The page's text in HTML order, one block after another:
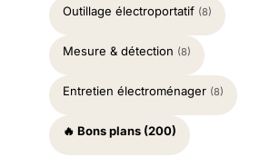
Outillage électroportatif (8)
Mesure & détection (8)
Entretien électroménager (8)
🔥 Bons plans (200)